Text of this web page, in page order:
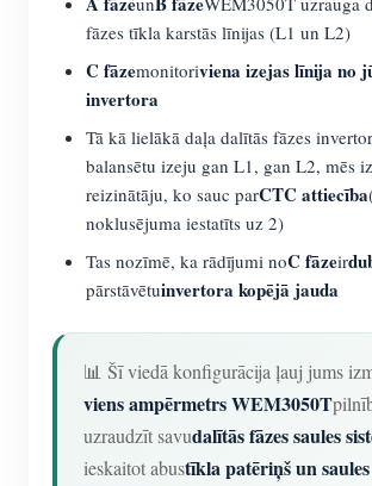
fāzes tīkla karstās līnijas (L1 un L2)
C fāzemonitoriviena izejas līnija no
invertora
Tā kā lielākā daļa dalītās fāzes
balansētu izeju gan L1, gan L2, mēs
reizinātāju, ko sauc parCTC attiecība
noklusējuma iestatīts uz 2)
Tas nozīmē, ka rādījumi noC fāzeir
pārstāvētuinvertora kopējā jauda
📊 Šī viedā konfigurācija ļauj jums
viens ampērmetrs WEM3050T
uzraudzīt savudalītās fāzes saules
ieskaitot abustīkla patēriņš un